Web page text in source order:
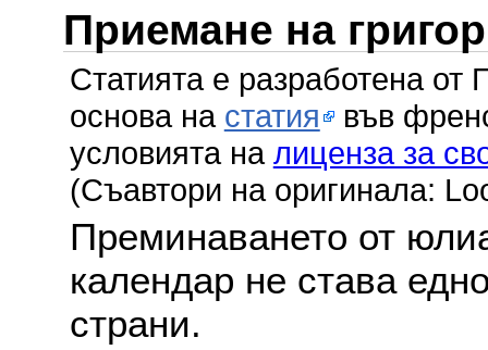
Приемане на
Статията е разработена
основа на статия във
условията на лиценза за
(Съавтори на оригинала:
Преминаването от
календар не става
страни.